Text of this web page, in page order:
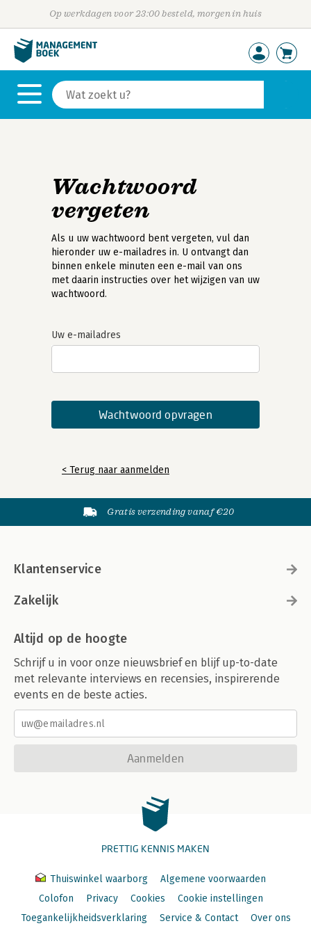
Op werkdagen voor 23:00 besteld, morgen in huis
Wachtwoord
vergeten
Als u uw wachtwoord bent vergeten, vul dan
hieronder uw e-mailadres in. U ontvangt dan
binnen enkele minuten een e-mail van ons
met daarin instructies over het wijzigen van uw
wachtwoord.
Uw e-mailadres
< Terug naar aanmelden
Gratis verzending vanaf €20
Klantenservice
Zakelijk
Altijd op de hoogte
Schrijf u in voor onze nieuwsbrief en blijf up-to-date
met relevante interviews en recensies, inspirerende
events en de beste acties.
Aanmelden
PRETTIG KENNIS MAKEN
Thuiswinkel waarborg
Algemene voorwaarden
Colofon
Privacy Cookies
Cookie instellingen
Toegankelijkheidsverklaring
Service & Contact Over ons